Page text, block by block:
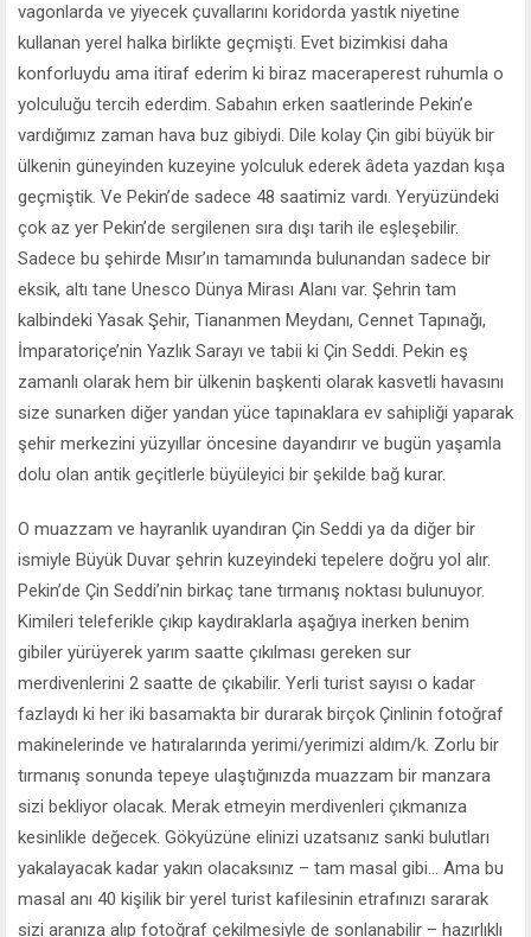
vagonlarda ve yiyecek çuvallarını koridorda yastık niyetine
kullanan yerel halka birlikte geçmişti. Evet bizimkisi daha
konforluydu ama itiraf ederim ki biraz maceraperest ruhumla o
yolculuğu tercih ederdim. Sabahın erken saatlerinde Pekin’e
vardığımız zaman hava buz gibiydi. Dile kolay Çin gibi büyük bir
ülkenin güneyinden kuzeyine yolculuk ederek âdeta yazdan kışa
geçmiştik. Ve Pekin’de sadece 48 saatimiz vardı. Yeryüzündeki
çok az yer Pekin’de sergilenen sıra dışı tarih ile eşleşebilir.
Sadece bu şehirde Mısır’ın tamamında bulunandan sadece bir
eksik, altı tane Unesco Dünya Mirası Alanı var. Şehrin tam
kalbindeki Yasak Şehir, Tiananmen Meydanı, Cennet Tapınağı,
İmparatoriçe’nin Yazlık Sarayı ve tabii ki Çin Seddi. Pekin eş
zamanlı olarak hem bir ülkenin başkenti olarak kasvetli havasını
size sunarken diğer yandan yüce tapınaklara ev sahipliği yaparak
şehir merkezini yüzyıllar öncesine dayandırır ve bugün yaşamla
dolu olan antik geçitlerle büyüleyici bir şekilde bağ kurar.
O muazzam ve hayranlık uyandıran Çin Seddi ya da diğer bir
ismiyle Büyük Duvar şehrin kuzeyindeki tepelere doğru yol alır.
Pekin’de Çin Seddi’nin birkaç tane tırmanış noktası bulunuyor.
Kimileri teleferikle çıkıp kaydıraklarla aşağıya inerken benim
gibiler yürüyerek yarım saatte çıkılması gereken sur
merdivenlerini 2 saatte de çıkabilir. Yerli turist sayısı o kadar
fazlaydı ki her iki basamakta bir durarak birçok Çinlinin fotoğraf
makinelerinde ve hatıralarında yerimi/yerimizi aldım/k. Zorlu bir
tırmanış sonunda tepeye ulaştığınızda muazzam bir manzara
sizi bekliyor olacak. Merak etmeyin merdivenleri çıkmanıza
kesinlikle değecek. Gökyüzüne elinizi uzatsanız sanki bulutları
yakalayacak kadar yakın olacaksınız – tam masal gibi... Ama bu
masal anı 40 kişilik bir yerel turist kafilesinin etrafınızı sararak
sizi aranıza alıp fotoğraf çekilmesiyle de sonlanabilir – hazırlıklı